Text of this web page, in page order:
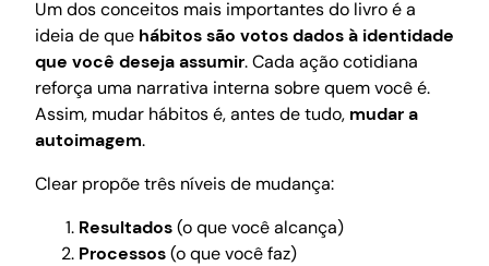
Um dos conceitos mais importantes do livro é a
ideia de que hábitos são votos dados à identidade
que você deseja assumir. Cada ação cotidiana
reforça uma narrativa interna sobre quem você é.
Assim, mudar hábitos é, antes de tudo, mudar a
autoimagem.
Clear propõe três níveis de mudança:
Resultados(o que você alcança)
Processos(o que você faz)